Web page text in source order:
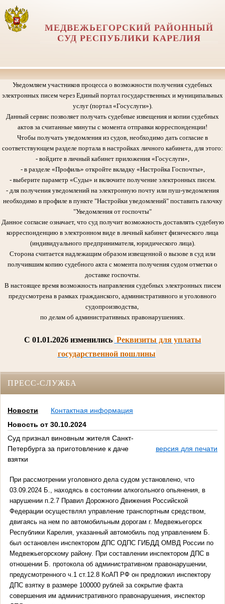
МЕДВЕЖЬЕГОРСКИЙ РАЙОННЫЙ
СУД РЕСПУБЛИКИ КАРЕЛИЯ
Уведомляем участников процесса о возможности получения судебных
электронных писем через Единый портал государственных и муниципальных
услуг (портал «Госуслуги»).
Данный сервис позволяет получать судебные извещения и копии судебных
актов за считанные минуты с момента отправки корреспонденции!
Чтобы получать уведомления из судов, необходимо дать согласие в
соответствующем разделе портала в настройках личного кабинета, для этого:
- войдите в личный кабинет приложения «Госуслуги»,
- в разделе «Профиль» откройте вкладку «Настройка Госпочты»,
- выберите параметр «Суды» и включите получение электронных писем.
- для получения уведомлений на электронную почту или пуш-уведомления
необходимо в профиле в пункте "Настройки уведомлений" поставить галочку
"Уведомления от госпочты"
Данное согласие означает, что суд получит возможность доставлять судебную
корреспонденцию в электронном виде в личный кабинет физического лица
(индивидуального предпринимателя, юридического лица).
Сторона считается надлежащим образом извещенной о вызове в суд или
получившим копию судебного акта с момента получения судом отметки о
доставке госпочты.
В настоящее время возможность направления судебных электронных писем
предусмотрена в рамках гражданского, административного и уголовного
судопроизводства,
по делам об административных правонарушениях.
C 01.01.2026 изменились Реквизиты для уплаты
государственной пошлины
ПРЕСС-СЛУЖБА
Новости
Контактная информация
Новость от 30.10.2024
Суд признал виновным жителя Санкт-
Петербурга за приготовление к даче
взятки
версия для печати
При рассмотрении уголовного дела судом установлено, что
03.09.2024 Б., находясь в состоянии алкогольного опьянения, в
нарушении п.2.7 Правил Дорожного Движения Российской
Федерации осуществлял управление транспортным средством,
двигаясь на нем по автомобильным дорогам г. Медвежьегорск
Республики Карелия, указанный автомобиль под управлением Б.
был остановлен инспектором ДПС ОДПС ГИБДД ОМВД России по
Медвежьегорскому району. При составлении инспектором ДПС в
отношении Б. протокола об административном правонарушении,
предусмотренного ч.1 ст.12.8 КоАП РФ он предложил инспектору
ДПС взятку в размере 100000 рублей за сокрытие факта
совершения им административного правонарушения, инспектор